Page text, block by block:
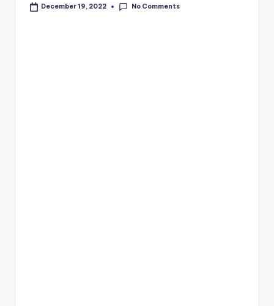
December 19, 2022 No Comments